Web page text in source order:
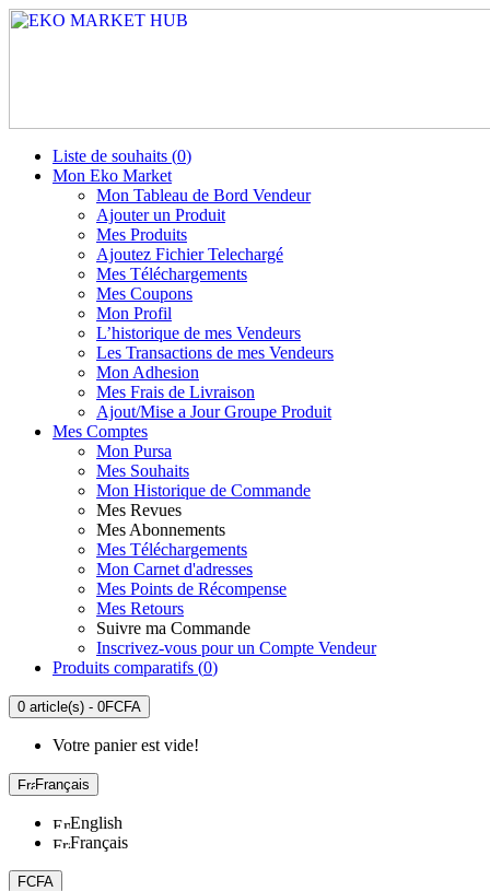
Liste de souhaits (0)
Mon Eko Market
Mon Tableau de Bord Vendeur
Ajouter un Produit
Mes Produits
Ajoutez Fichier Telechargé
Mes Téléchargements
Mes Coupons
Mon Profil
L’historique de mes Vendeurs
Les Transactions de mes Vendeurs
Mon Adhesion
Mes Frais de Livraison
Ajout/Mise a Jour Groupe Produit
Mes Comptes
Mon Pursa
Mes Souhaits
Mon Historique de Commande
Mes Revues
Mes Abonnements
Mes Téléchargements
Mon Carnet d'adresses
Mes Points de Récompense
Mes Retours
Suivre ma Commande
Inscrivez-vous pour un Compte Vendeur
Produits comparatifs (0)
0 article(s) - 0FCFA
Votre panier est vide!
Français
English
Français
FCFA